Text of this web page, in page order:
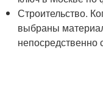
Строительство.
выбраны
непосредственно